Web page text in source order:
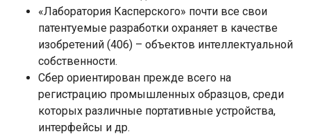
«Лаборатория Касперского» почти все свои
патентуемые разработки охраняет в качестве
изобретений (406) – объектов интеллектуальной
собственности.
Сбер ориентирован прежде всего на
регистрацию промышленных образцов, среди
которых различные портативные устройства,
интерфейсы и др.